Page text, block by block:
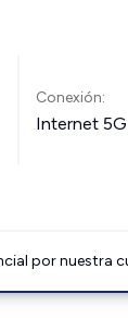
Conexión:
Internet
por nuestra